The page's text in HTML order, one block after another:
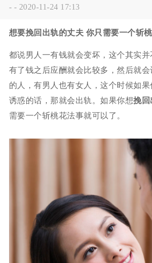
- - 2020-11-24 17:13
想要挽回出轨的丈夫 你只需要一个斩
都说男人一有钱就会变坏，这个其实并
有了钱之后应酬就会比较多，然后就
的人，有男人也有女人，这个时候如
诱惑的话，那就会出轨。如果你想挽回
需要一个斩桃花法事就可以了。